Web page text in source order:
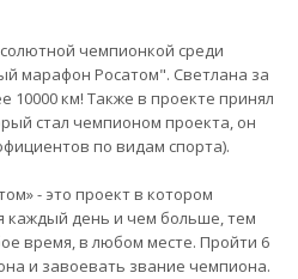
чемпионкой среди
марафон Росатом". Светлана за
10000 км! Также в проекте принял
стал чемпионом проекта, он
по видам спорта).
- это проект в котором
каждый день и чем больше, тем
время, в любом месте. Пройти 6
и завоевать звание чемпиона.